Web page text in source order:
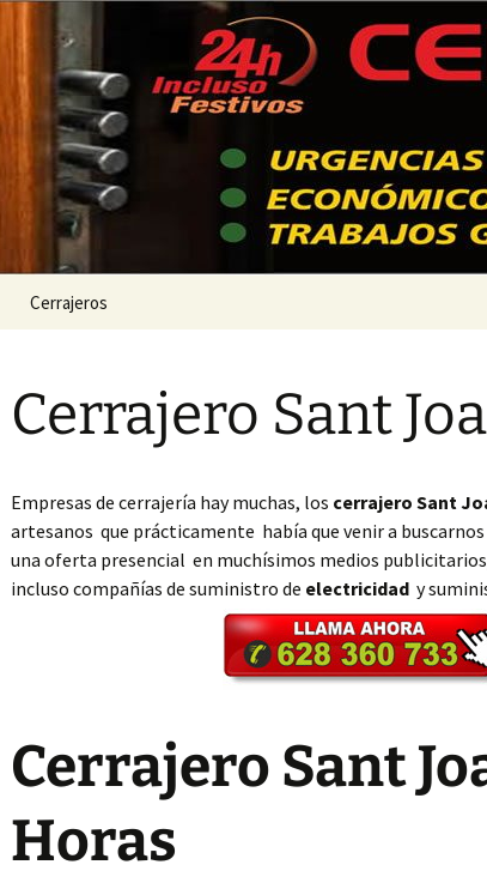
Cerrajeros
Cerrajero Ador
Cerrajero Aielo de
Malferit
Cerrajero Aielo de Rugat
Cerrajero Albal
Cerrajero Albalat de la
Ribera
Cerrajero Sant
Empresas de cerrajería hay muchas, los cerrajero Sant
artesanos que prácticamente había que venir a
una oferta presencial en muchísimos medios
incluso compañías de suministro de electricidad y
Cerrajero Sant
Horas